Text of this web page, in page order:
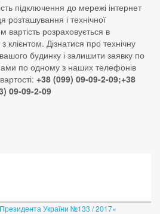
підключення до мережі інтернет
розташування і технічної
вартість розраховується в
клієнтом. Дізнатися про технічну
будинку і залишити заявку по
по одному з наших телефонів
+38 (099) 09-09-2-09;+38
09-09-2-09
Президента України №133 / 2017»